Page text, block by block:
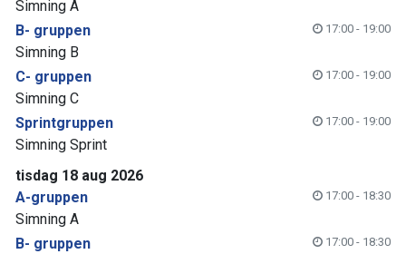
Simning A
B- gruppen
17:00 - 19:00
Simning B
C- gruppen
17:00 - 19:00
Simning C
Sprintgruppen
17:00 - 19:00
Simning Sprint
tisdag 18 aug 2026
A-gruppen
17:00 - 18:30
Simning A
B- gruppen
17:00 - 18:30